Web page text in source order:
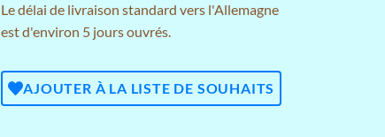
Le délai de livraison standard vers l'Allemagne
est d'environ 5 jours ouvrés.
AJOUTER À LA LISTE DE SOUHAITS